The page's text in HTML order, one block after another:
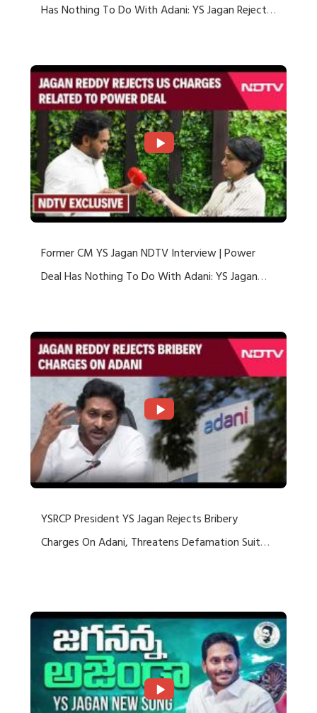
Has Nothing To Do With Adani: YS Jagan Rejects
Former CM YS Jagan NDTV Interview | Power
Deal Has Nothing To Do With Adani: YS Jagan
YSRCP President YS Jagan Rejects Bribery
Charges On Adani, Threatens Defamation Suit